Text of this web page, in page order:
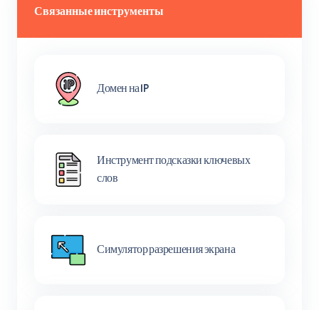
Связанные инструменты
Домен на IP
Инструмент подсказки ключевых
слов
Симулятор разрешения экрана